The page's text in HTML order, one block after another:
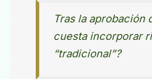
Tras la aprobación
cuesta incorporar
“tradicional”?